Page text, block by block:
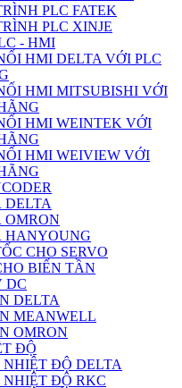
PLC FATEK
PLC XINJE
- HMI
HMI DELTA VỚI PLC
HMI MITSUBISHI VỚI
HMI WEINTEK VỚI
HMI WEIVIEW VỚI
DELTA
OMRON
HANYOUNG
CHO SERVO
BIẾN TẦN
DC
DELTA
MEANWELL
OMRON
ĐỘ
ĐỘ DELTA
ĐỘ RKC